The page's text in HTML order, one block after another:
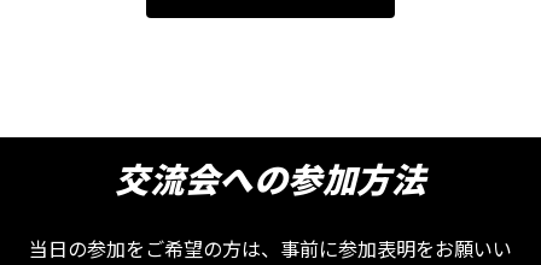
交流会への参加方法
当日の参加をご希望の方は、事前に参加表明をお願いい